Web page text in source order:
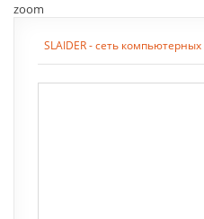
zoom
SLAIDER - сеть